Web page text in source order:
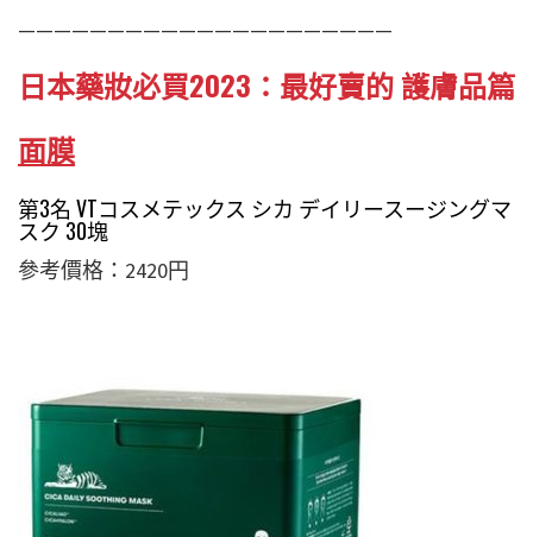
—————————————————————
日本藥妝必買2023：最好賣的 護膚品篇
面膜
第3名 VTコスメテックス シカ デイリースージングマ
スク 30塊
參考價格：2420円